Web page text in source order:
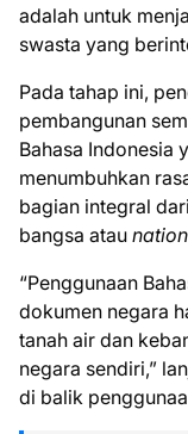
adalah untuk
swasta yang
Pada tahap ini,
pembangunan
Bahasa Indonesia
menumbuhkan
bagian integral
bangsa atau
“Penggunaan
dokumen negara
tanah air dan
negara sendiri,”
di balik